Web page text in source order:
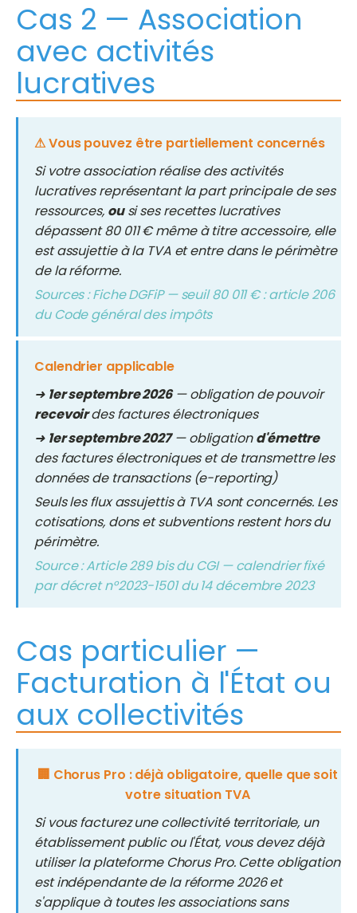
Cas 2 — Association
avec activités
lucratives
⚠ Vous pouvez être partiellement concernés
Si votre association réalise des activités
lucratives représentant la part principale de ses
ressources, ousi ses recettes lucratives
dépassent 80 011 € même à titre accessoire, elle
est assujettie à la TVA et entre dans le périmètre
de la réforme.
Sources : Fiche DGFiP — seuil 80 011 € : article 206
du Code général des impôts
Calendrier applicable
➜ 1er septembre 2026— obligation de pouvoir
recevoirdes factures électroniques
➜ 1er septembre 2027— obligationd'émettre
des factures électroniques et de transmettre les
données de transactions (e-reporting)
Seuls les flux assujettis à TVA sont concernés. Les
cotisations, dons et subventions restent hors du
périmètre.
Source : Article 289 bis du CGI — calendrier fixé
par décret n°2023-1501 du 14 décembre 2023
Cas particulier —
Facturation à l'État ou
aux collectivités
🏢 Chorus Pro : déjà obligatoire, quelle que soit
votre situation TVA
Si vous facturez une collectivité territoriale, un
établissement public ou l'État, vous devez déjà
utiliser la plateforme Chorus Pro. Cette obligation
est indépendante de la réforme 2026 et
s'applique à toutes les associations sans